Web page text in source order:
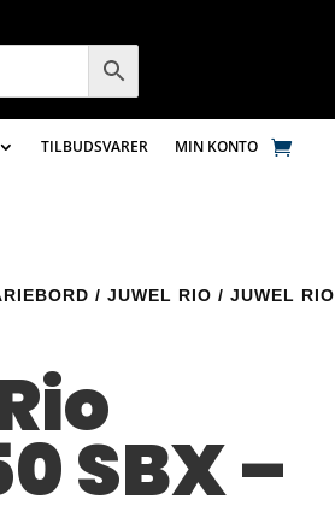
TILBUDSVARER MIN KONTO
/ JUWEL RIO / JUWEL RIO
SBX –